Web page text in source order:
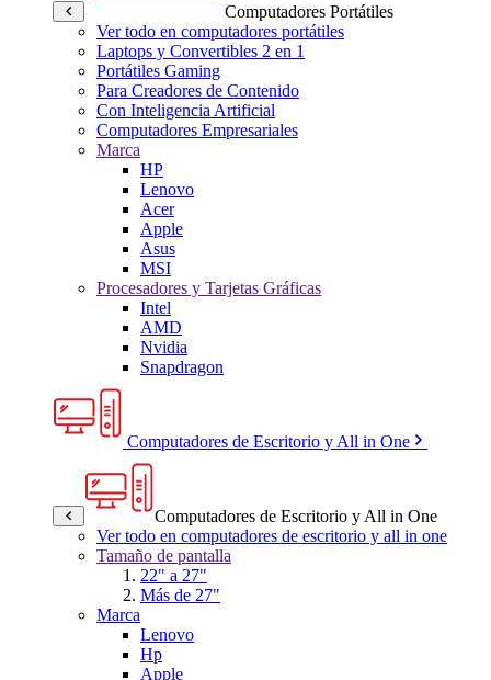
Computadores Portátiles
Ver todo en computadores portátiles
Laptops y Convertibles 2 en 1
Portátiles Gaming
Para Creadores de Contenido
Con Inteligencia Artificial
Computadores Empresariales
Marca
HP
Lenovo
Acer
Apple
Asus
MSI
Procesadores y Tarjetas Gráficas
Intel
AMD
Nvidia
Snapdragon
Computadores de Escritorio y All in One
Computadores de Escritorio y All in One
Ver todo en computadores de escritorio y all in one
Tamaño de pantalla
22" a 27"
Más de 27"
Marca
Lenovo
Hp
Apple